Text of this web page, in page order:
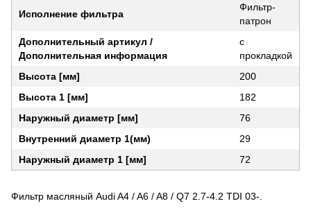
Исполнение фильтра
Фильтр-
патрон
Дополнительный артикул /
Дополнительная информация
с
прокладкой
Высота [мм]
200
Высота 1 [мм]
182
Наружный диаметр [мм]
76
Внутренний диаметр 1(мм)
29
Наружный диаметр 1 [мм]
72
Фильтр масляный Audi A4 / A6 / A8 / Q7 2.7-4.2 TDI 03-.